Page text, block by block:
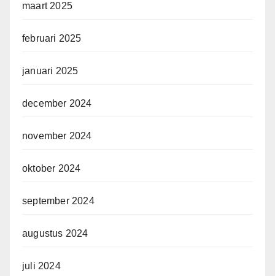
maart 2025
februari 2025
januari 2025
december 2024
november 2024
oktober 2024
september 2024
augustus 2024
juli 2024